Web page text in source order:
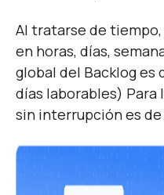
Al tratarse de
en horas, días,
global del Backlog es
días laborables) Para
sin interrupción es de